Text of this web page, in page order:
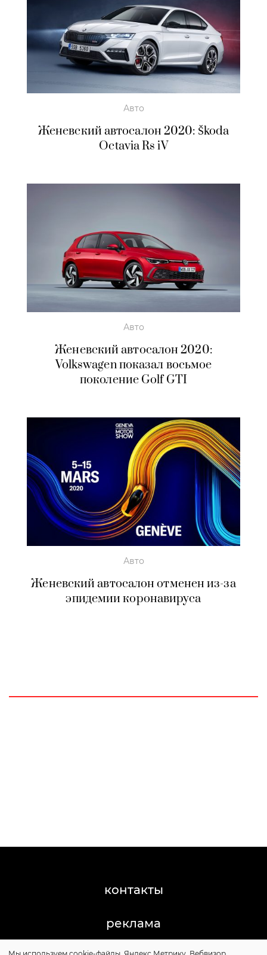
Авто
Женевский автосалон 2020: Škoda
Octavia Rs iV
Авто
Женевский автосалон 2020:
Volkswagen показал восьмое
поколение Golf GTI
Авто
Женевский автосалон отменен из-за
эпидемии коронавируса
контакты
реклама